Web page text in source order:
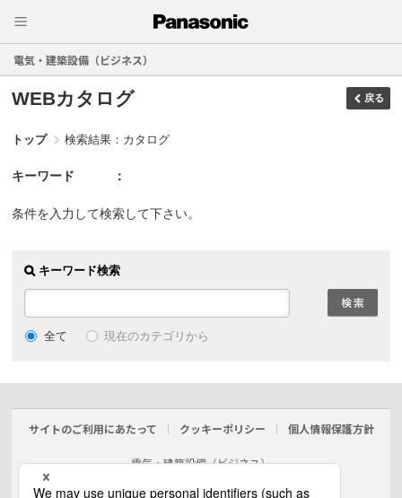
電気・建築設備（ビジネス）
WEBカタログ 戻る
トップ 検索結果：カタログ
キーワード
条件を入力して検索して下さい。
キーワード検索
全て 現在のカテゴリから
サイトのご利用にあたって クッキーポリシー 個人情報保護方針
電気・建築設備（ビジネス）